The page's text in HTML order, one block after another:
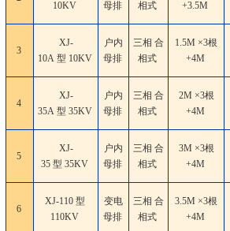
10KV
母排
相式
+3.5M
3
XJ-
10A 型 10KV
户内
母排
三相 合
相式
1.5M ×3根
+4M
4
XJ-
35A 型 35KV
户内
母排
三相 合
相式
2M ×3根
+4M
5
XJ-
35 型 35KV
户内
母排
三相 合
相式
3M ×3根
+4M
6
XJ-110 型
110KV
变电
母排
三相 合
相式
3.5M ×3根
+4M